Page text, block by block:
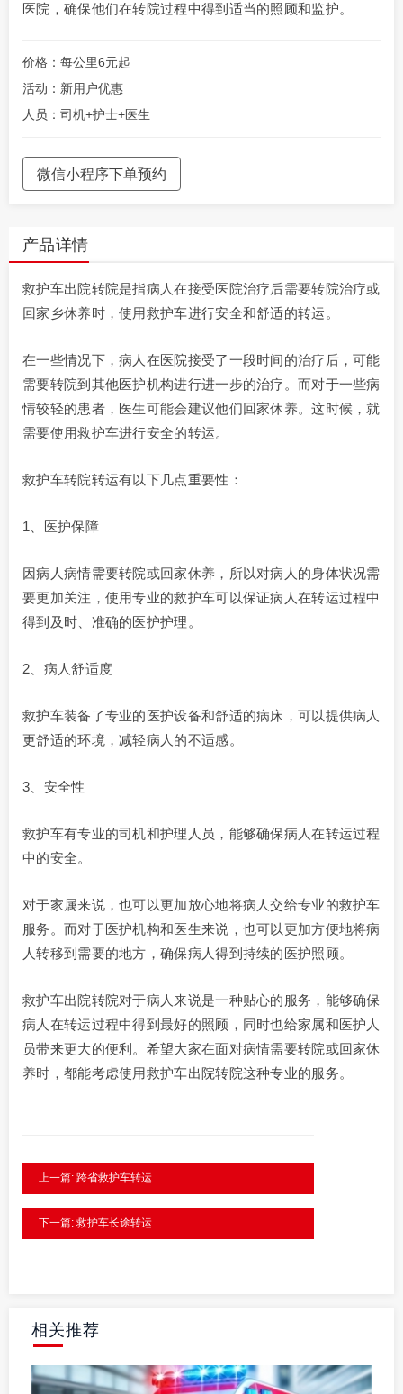
医院，确保他们在转院过程中得到适当的照顾和监护。
价格：每公里6元起
活动：新用户优惠
人员：司机+护士+医生
微信小程序下单预约
产品详情
救护车出院转院是指病人在接受医院治疗后需要转院治疗或
回家乡休养时，使用救护车进行安全和舒适的转运。
在一些情况下，病人在医院接受了一段时间的治疗后，可能
需要转院到其他医护机构进行进一步的治疗。而对于一些病
情较轻的患者，医生可能会建议他们回家休养。这时候，就
需要使用救护车进行安全的转运。
救护车转院转运有以下几点重要性：
1、医护保障
因病人病情需要转院或回家休养，所以对病人的身体状况需
要更加关注，使用专业的救护车可以保证病人在转运过程中
得到及时、准确的医护护理。
2、病人舒适度
救护车装备了专业的医护设备和舒适的病床，可以提供病人
更舒适的环境，减轻病人的不适感。
3、安全性
救护车有专业的司机和护理人员，能够确保病人在转运过程
中的安全。
对于家属来说，也可以更加放心地将病人交给专业的救护车
服务。而对于医护机构和医生来说，也可以更加方便地将病
人转移到需要的地方，确保病人得到持续的医护照顾。
救护车出院转院对于病人来说是一种贴心的服务，能够确保
病人在转运过程中得到最好的照顾，同时也给家属和医护人
员带来更大的便利。希望大家在面对病情需要转院或回家休
养时，都能考虑使用救护车出院转院这种专业的服务。
上一篇: 跨省救护车转运
下一篇: 救护车长途转运
相关推荐